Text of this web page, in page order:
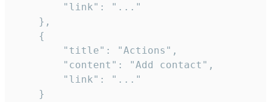
        "link": "..."
    },
    {
        "title": "Actions",
        "content": "Add contact",
        "link": "..."
    }